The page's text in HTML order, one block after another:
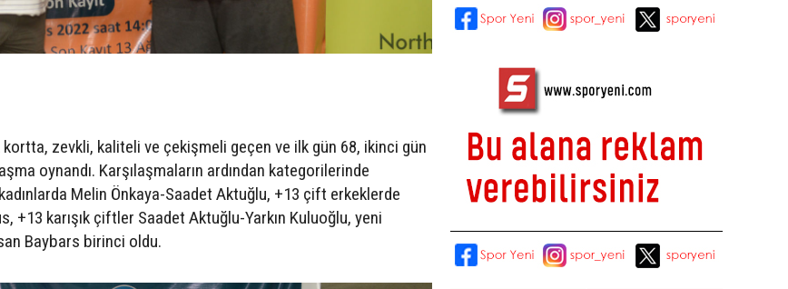
kortta, zevkli, kaliteli ve çekişmeli geçen ve ilk gün 68, ikinci gün
oynandı. Karşılaşmaların ardından kategorilerinde
Melin Önkaya-Saadet Aktuğlu, +13 çift erkeklerde
+13 karışık çiftler Saadet Aktuğlu-Yarkın Kuluoğlu, yeni
Baybars birinci oldu.